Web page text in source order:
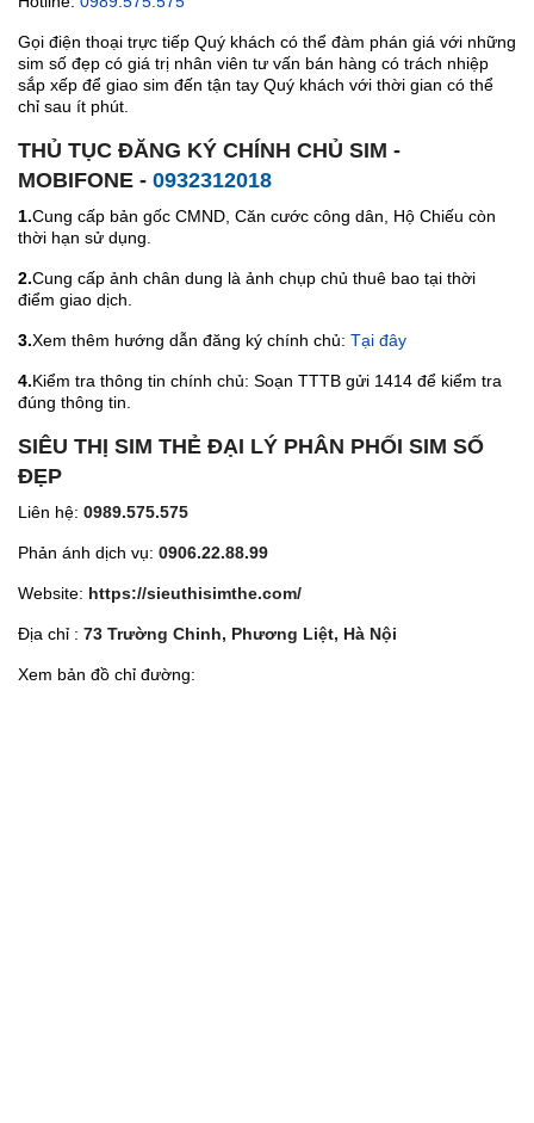
Gọi điện thoại trực tiếp Quý khách có thể đàm phán giá với những
sim số đẹp có giá trị nhân viên tư vấn bán hàng có trách nhiệp
sắp xếp để giao sim đến tận tay Quý khách với thời gian có thể
chỉ sau ít phút.
THỦ TỤC ĐĂNG KÝ CHÍNH CHỦ SIM -
MOBIFONE - 0932312018
1.Cung cấp bản gốc CMND, Căn cước công dân, Hộ Chiếu còn
thời hạn sử dụng.
2.Cung cấp ảnh chân dung là ảnh chụp chủ thuê bao tại thời
điểm giao dịch.
3.Xem thêm hướng dẫn đăng ký chính chủ: Tại đây
4.Kiểm tra thông tin chính chủ: Soạn TTTB gửi 1414 để kiểm tra
đúng thông tin.
SIÊU THỊ SIM THẺ ĐẠI LÝ PHÂN PHỐI SIM SỐ
ĐẸP
Liên hệ: 0989.575.575
Phản ánh dịch vụ: 0906.22.88.99
Website: https://sieuthisimthe.com/
Địa chỉ : 73 Trường Chinh, Phương Liệt, Hà Nội
Xem bản đồ chỉ đường: